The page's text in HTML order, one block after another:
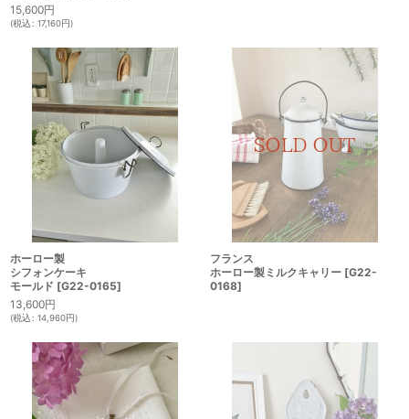
15,600円
(税込: 17,160円)
ホーロー製
シフォンケーキ
モールド [G22-0165]
13,600円
(税込: 14,960円)
フランス
ホーロー製ミルクキャリー [G22-
0168]